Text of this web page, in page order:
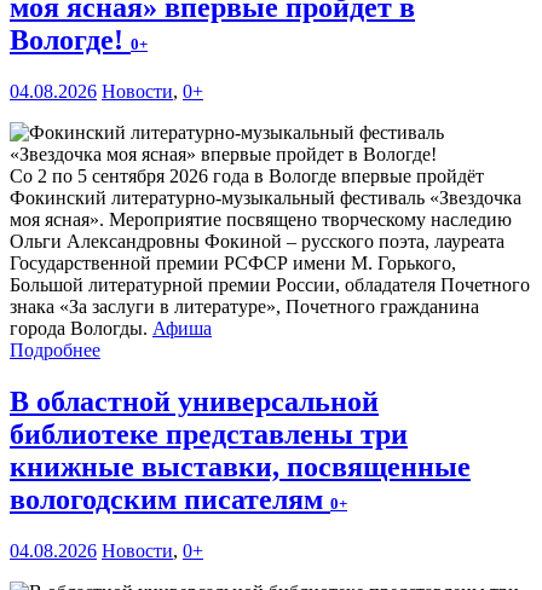
моя ясная» впервые пройдет в
Вологде! 0+
04.08.2026 Новости, 0+
Со 2 по 5 сентября 2026 года в Вологде впервые пройдёт
Фокинский литературно-музыкальный фестиваль «Звездочка
моя ясная». Мероприятие посвящено творческому наследию
Ольги Александровны Фокиной – русского поэта, лауреата
Государственной премии РСФСР имени М. Горького,
Большой литературной премии России, обладателя Почетного
знака «За заслуги в литературе», Почетного гражданина
города Вологды. Афиша
Подробнее
В областной универсальной
библиотеке представлены три
книжные выставки, посвященные
вологодским писателям 0+
04.08.2026 Новости, 0+